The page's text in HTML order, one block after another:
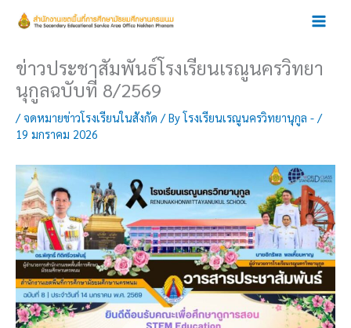
ข่าวประชาสัมพันธ์โรงเรียนเรณูนครวิทยา
นุกูลฉบับที่ 8/2569
/จดหมายข่าวโรงเรียนในสังกัด / Byโรงเรียนเรณูนครวิทยานุกูล - /
19 มกราคม 2026